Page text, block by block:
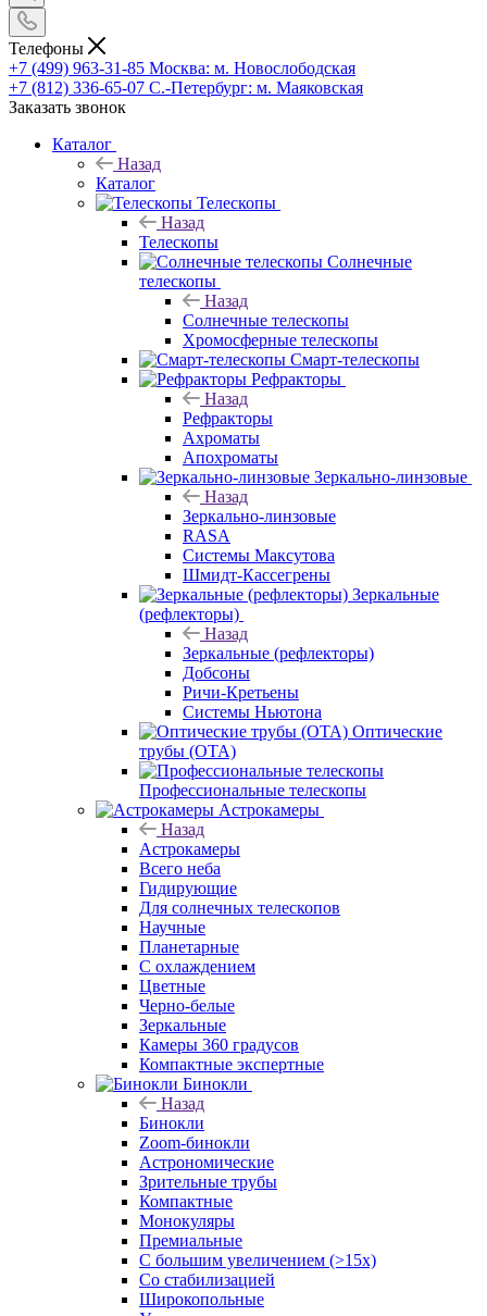
Телефоны
+7 (499) 963-31-85 Москва: м. Новослободская
+7 (812) 336-65-07 С.-Петербург: м. Маяковская
Заказать звонок
Каталог
Назад
Каталог
Телескопы
Назад
Телескопы
Солнечные
телескопы
Назад
Солнечные телескопы
Хромосферные телескопы
Смарт-телескопы
Рефракторы
Назад
Рефракторы
Ахроматы
Апохроматы
Зеркально-линзовые
Назад
Зеркально-линзовые
RASA
Системы Максутова
Шмидт-Кассегрены
Зеркальные
(рефлекторы)
Назад
Зеркальные (рефлекторы)
Добсоны
Ричи-Кретьены
Системы Ньютона
Оптические
трубы (OTA)
Профессиональные телескопы
Астрокамеры
Назад
Астрокамеры
Всего неба
Гидирующие
Для солнечных телескопов
Научные
Планетарные
С охлаждением
Цветные
Черно-белые
Зеркальные
Камеры 360 градусов
Компактные экспертные
Бинокли
Назад
Бинокли
Zoom-бинокли
Астрономические
Зрительные трубы
Компактные
Монокуляры
Премиальные
С большим увеличением (>15x)
Со стабилизацией
Широкопольные